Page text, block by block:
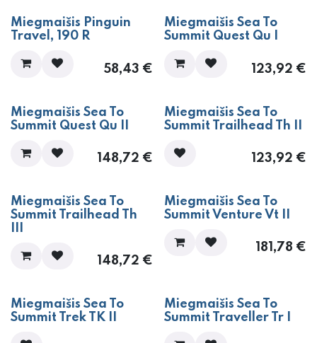
Miegmaišis Pinguin
Travel, 190 R
58,43 €
Miegmaišis Sea To
Summit Quest Qu I
123,92 €
Miegmaišis Sea To
Summit Quest Qu II
148,72 €
Miegmaišis Sea To
Summit Trailhead Th II
123,92 €
Miegmaišis Sea To
Summit Trailhead Th
148,72 €
Miegmaišis Sea To
Summit Venture Vt II
181,78 €
Miegmaišis Sea To
Summit Trek TK II
Miegmaišis Sea To
Summit Traveller Tr I